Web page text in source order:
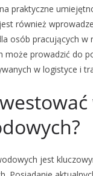
praktyczne
również
osób pracujących
prowadzić do
w logistyce i
jest